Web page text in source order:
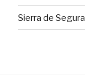
Sierra de Segura